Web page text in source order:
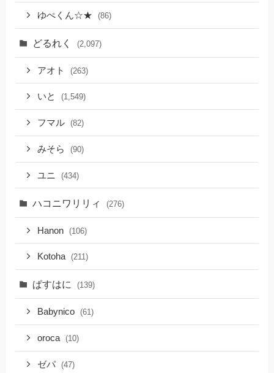
ゆぺくん☆★ (86)
どるれく (2,097)
アオト (263)
いと (1,549)
フマル (82)
みそら (90)
ユニ (434)
ハコニワリリィ (276)
Hanon (106)
Kotoha (211)
ぱすはに (139)
Babynico (61)
oroca (10)
ゼパ (47)